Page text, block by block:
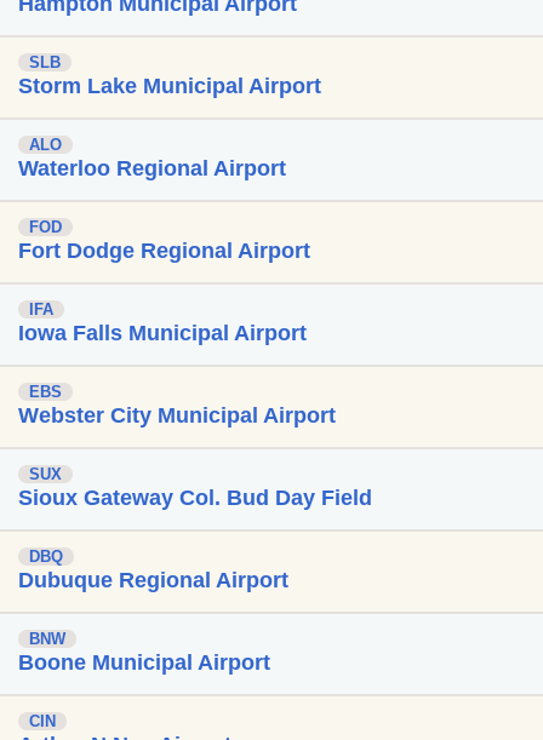
SLB
Storm Lake Municipal Airport
ALO
Waterloo Regional Airport
FOD
Fort Dodge Regional Airport
IFA
Iowa Falls Municipal Airport
EBS
Webster City Municipal Airport
SUX
Sioux Gateway Col. Bud Day Field
DBQ
Dubuque Regional Airport
BNW
Boone Municipal Airport
CIN